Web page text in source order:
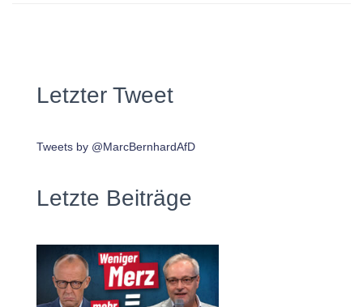
Letzter Tweet
Tweets by @MarcBernhardAfD
Letzte Beiträge